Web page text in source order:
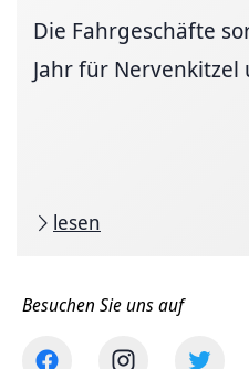
Die Fahrgeschäfte
Jahr für Nervenkitzel
lesen
Besuchen Sie uns auf